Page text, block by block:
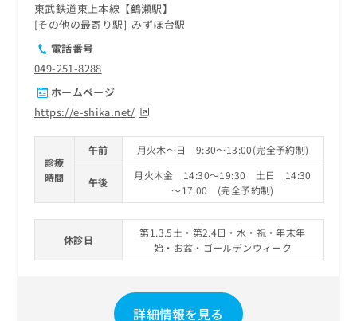
東武鉄道東上本線【鶴瀬駅】
その他の最寄り駅
みずほ台駅
電話番号
049-251-8288
ホームページ
https://e-shika.net/
診療
時間
午前 月火木～日 9:30～13:00(完全予約制)
午後
月火木金 14:30～19:30 土日 14:30
～17:00 (完全予約制)
休診日
第1.3.5土・第2.4日・水・祝・年末年
始・お盆・ゴールデンウィーク
詳細情報を見る